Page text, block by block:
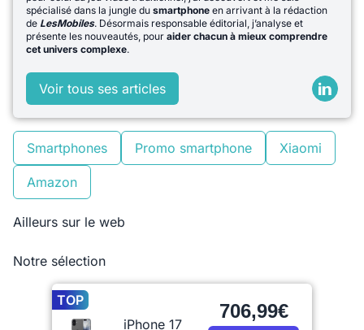
spécialisé dans la jungle du smartphone en arrivant à la rédaction
de LesMobiles. Désormais responsable éditorial, j’analyse et
présente les nouveautés, pour aider chacun à mieux comprendre
cet univers complexe.
Voir tous ses articles
Smartphones Promo smartphone Xiaomi
Amazon
Ailleurs sur le web
Notre sélection
TOP
iPhone 17
706,99€